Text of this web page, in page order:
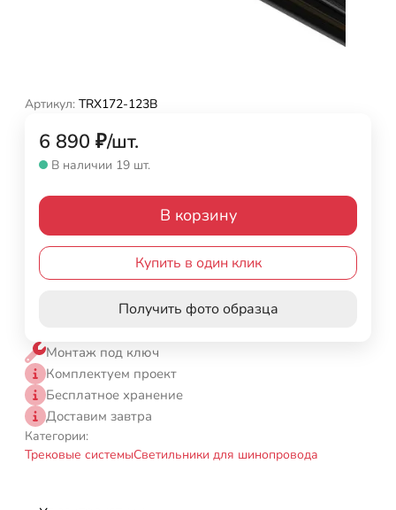
Артикул: TRX172-123B
6 890 ₽/шт.
В наличии 19 шт.
В корзину
Купить в один клик
Получить фото образца
Монтаж под ключ
Комплектуем проект
Бесплатное хранение
Доставим завтра
Категории:
Трековые системыСветильники для шинопровода